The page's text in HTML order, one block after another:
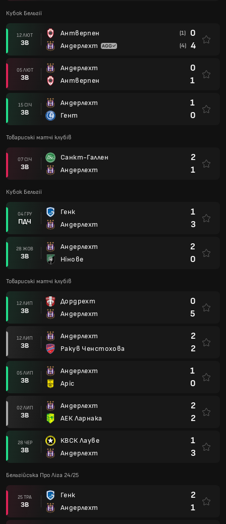
Кубок Бельгії
12 ЛЮТ
ЗВ
Антверпен
Андерлехт
(1) 0
(4) 4
05 ЛЮТ
ЗВ
Андерлехт
Антверпен
0
1
15 СІЧ
ЗВ
Андерлехт
Гент
1
0
Товариські матчі клубів
07 СІЧ
ЗВ
Санкт-Галлен
Андерлехт
2
1
Кубок Бельгії
04 ГРУ
ПДЧ
Генк
Андерлехт
1
3
28 ЖОВ
ЗВ
Андерлехт
Нінове
2
0
Товариські матчі клубів
12 ЛИП
ЗВ
Дордрехт
Андерлехт
0
5
12 ЛИП
ЗВ
Андерлехт
Ракув Ченстохова
2
2
05 ЛИП
ЗВ
Андерлехт
Аріс
1
0
02 ЛИП
ЗВ
Андерлехт
АЕК Ларнака
2
2
28 ЧЕР
ЗВ
КВСК Лауве
Андерлехт
1
3
Бельгійська Про Ліга 24/25
25 ТРА
ЗВ
Генк
Андерлехт
2
1